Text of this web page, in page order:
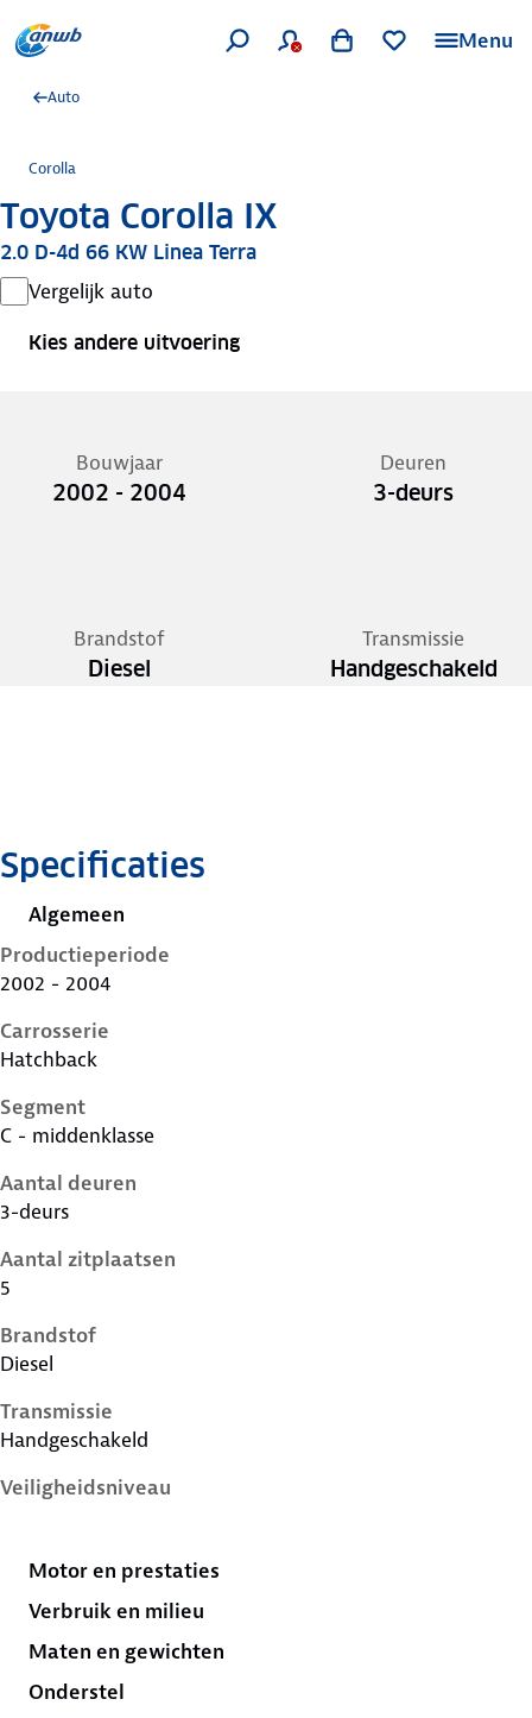
Menu
Auto
Corolla
Toyota Corolla IX
2.0 D-4d 66 KW Linea Terra
Vergelijk auto
Kies andere uitvoering
Bouwjaar
2002 - 2004
Deuren
3-deurs
Brandstof
Diesel
Transmissie
Handgeschakeld
Specificaties
Algemeen
Productieperiode
2002 - 2004
Carrosserie
Hatchback
Segment
C - middenklasse
Aantal deuren
3-deurs
Aantal zitplaatsen
5
Brandstof
Diesel
Transmissie
Handgeschakeld
Veiligheidsniveau
Motor en prestaties
Verbruik en milieu
Maten en gewichten
Onderstel